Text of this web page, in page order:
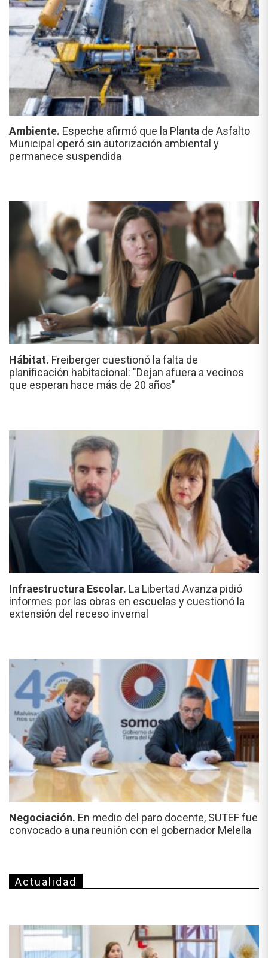
Ambiente. Espeche afirmó que la Planta de Asfalto
Municipal operó sin autorización ambiental y
permanece suspendida
Hábitat. Freiberger cuestionó la falta de
planificación habitacional: "Dejan afuera a vecinos
que esperan hace más de 20 años"
Infraestructura Escolar. La Libertad Avanza pidió
informes por las obras en escuelas y cuestionó la
extensión del receso invernal
Negociación. En medio del paro docente, SUTEF fue
convocado a una reunión con el gobernador Melella
Actualidad